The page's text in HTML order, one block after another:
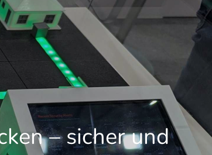
– sicher und